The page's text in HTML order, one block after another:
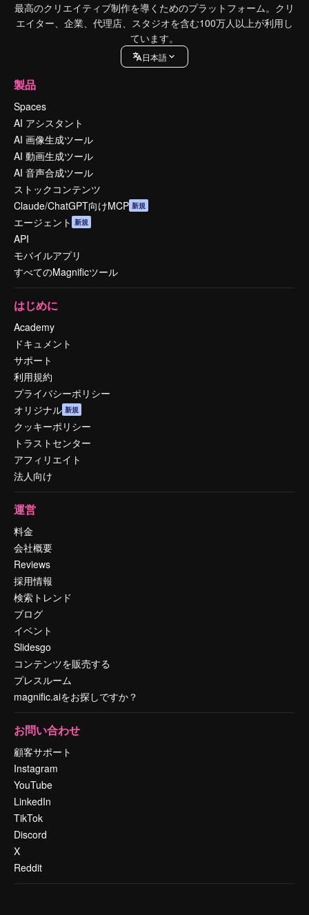
最高のクリエイティブ制作を導くためのプラットフォーム。クリ
エイター、企業、代理店、スタジオを含む100万人以上が利用し
ています。
日本語
製品
Spaces
AI アシスタント
AI 画像生成ツール
AI 動画生成ツール
AI 音声合成ツール
ストックコンテンツ
Claude/ChatGPT向けMCP 新規
エージェント 新規
API
モバイルアプリ
すべてのMagnificツール
はじめに
Academy
ドキュメント
サポート
利用規約
プライバシーポリシー
オリジナル 新規
クッキーポリシー
トラストセンター
アフィリエイト
法人向け
運営
料金
会社概要
Reviews
採用情報
検索トレンド
ブログ
イベント
Slidesgo
コンテンツを販売する
プレスルーム
magnific.aiをお探しですか？
お問い合わせ
顧客サポート
Instagram
YouTube
LinkedIn
TikTok
Discord
X
Reddit